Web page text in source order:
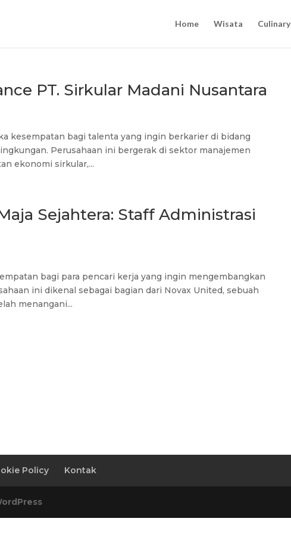
Home Wisata Culinary
PT. Sirkular Madani Nusantara
kesempatan bagi talenta yang ingin berkarier di bidang
Perusahaan ini bergerak di sektor manajemen
ekonomi sirkular,...
Sejahtera: Staff Administrasi
bagi para pencari kerja yang ingin mengembangkan
ini dikenal sebagai bagian dari Novax United, sebuah
menangani...
Policy Kontak